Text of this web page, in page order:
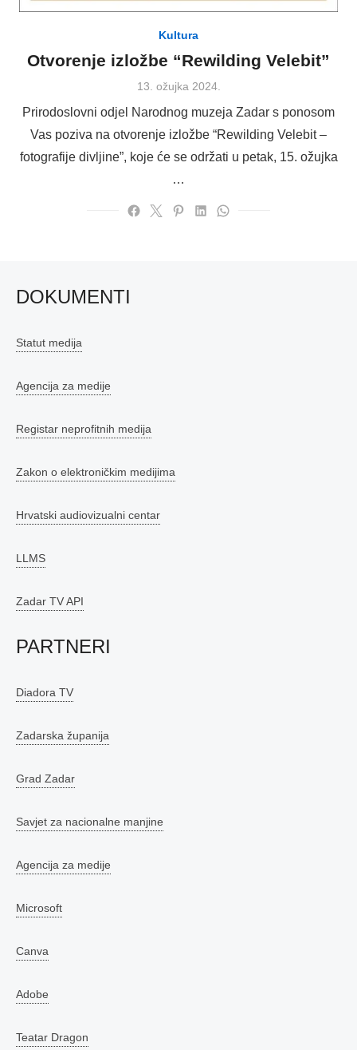
Kultura
Otvorenje izložbe “Rewilding Velebit”
Posted
13. ožujka 2024.
Prirodoslovni odjel Narodnog muzeja Zadar s ponosom
Vas poziva na otvorenje izložbe “Rewilding Velebit –
fotografije divljine”, koje će se održati u petak, 15. ožujka
…
DOKUMENTI
Statut medija
Agencija za medije
Registar neprofitnih medija
Zakon o elektroničkim medijima
Hrvatski audiovizualni centar
LLMS
Zadar TV API
PARTNERI
Diadora TV
Zadarska županija
Grad Zadar
Savjet za nacionalne manjine
Agencija za medije
Microsoft
Canva
Adobe
Teatar Dragon